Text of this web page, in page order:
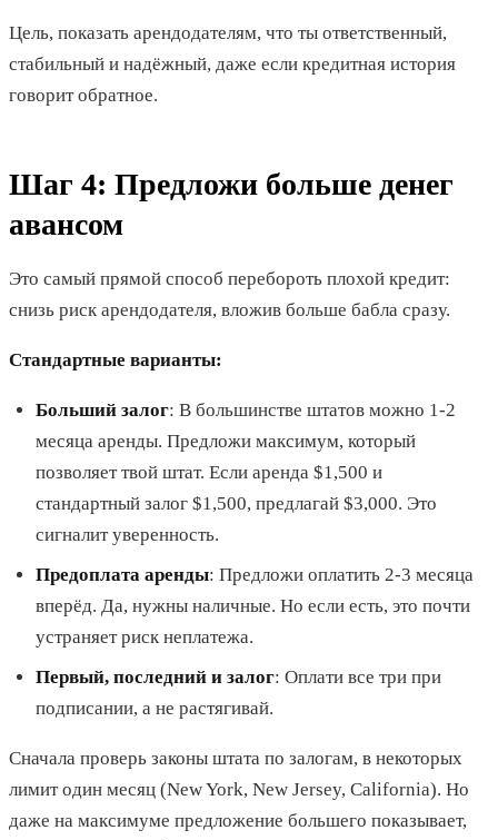
Цель, показать арендодателям, что ты ответственный,
стабильный и надёжный, даже если кредитная история
говорит обратное.
Шаг 4: Предложи больше денег
авансом
Это самый прямой способ перебороть плохой кредит:
снизь риск арендодателя, вложив больше бабла сразу.
Стандартные варианты:
Больший залог: В большинстве штатов можно 1-2
месяца аренды. Предложи максимум, который
позволяет твой штат. Если аренда $1,500 и
стандартный залог $1,500, предлагай $3,000. Это
сигналит уверенность.
Предоплата аренды: Предложи оплатить 2-3 месяца
вперёд. Да, нужны наличные. Но если есть, это почти
устраняет риск неплатежа.
Первый, последний и залог: Оплати все три при
подписании, а не растягивай.
Сначала проверь законы штата по залогам, в некоторых
лимит один месяц (New York, New Jersey, California). Но
даже на максимуме предложение большего показывает,